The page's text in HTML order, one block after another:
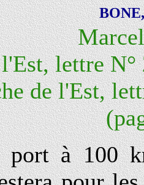
lettre
de l'Est,
port à 100